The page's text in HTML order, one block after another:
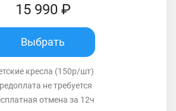
15 990 ₽
Выбрать
кресла (150р/шт)
не требуется
отмена за 12ч